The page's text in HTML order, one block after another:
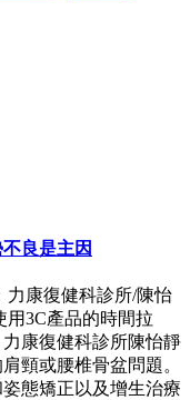
良是主因
力康復健科診所/陳怡
3C產品的時間拉
康復健科診所陳怡靜
頸或腰椎骨盆問題。
態矯正以及增生治療